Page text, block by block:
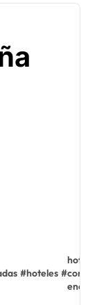
#hoteles #con